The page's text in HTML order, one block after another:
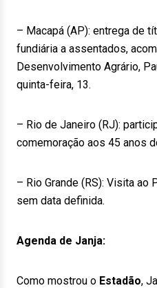
– Macapá (AP): entrega de
fundiária a assentados,
Desenvolvimento Agrário,
quinta-feira, 13.
– Rio de Janeiro (RJ):
comemoração aos 45 anos
– Rio Grande (RS): Visita ao
sem data definida.
Agenda de Janja:
Como mostrou o Estadão,